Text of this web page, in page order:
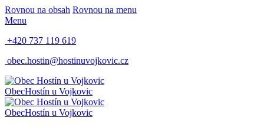
Rovnou na obsah Rovnou na menu
Menu
+420 737 119 619
obec.hostin@hostinuvojkovic.cz
ObecHostín u Vojkovic
ObecHostín u Vojkovic